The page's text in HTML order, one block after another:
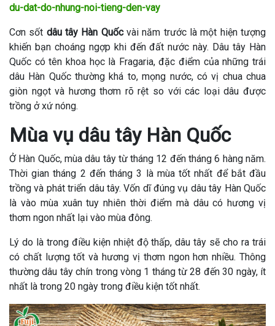
du-dat-do-nhung-noi-tieng-den-vay
Cơn sốt dâu tây Hàn Quốcvài năm trước là một hiện tượng
khiến bạn choáng ngợp khi đến đất nước này. Dâu tây Hàn
Quốc có tên khoa học là Fragaria, đặc điểm của những trái
dâu Hàn Quốc thường khá to, mọng nước, có vị chua chua
giòn ngọt và hương thơm rõ rệt so với các loại dâu được
trồng ở xứ nóng.
Mùa vụ dâu tây Hàn Quốc
Ở Hàn Quốc, mùa dâu tây từ tháng 12 đến tháng 6 hàng năm.
Thời gian tháng 2 đến tháng 3 là mùa tốt nhất để bắt đầu
trồng và phát triển dâu tây. Vốn dĩ đúng vụ dâu tây Hàn Quốc
là vào mùa xuân tuy nhiên thời điểm mà dâu có hương vị
thơm ngon nhất lại vào mùa đông.
Lý do là trong điều kiện nhiệt độ thấp, dâu tây sẽ cho ra trái
có chất lượng tốt và hương vị thơm ngon hơn nhiều. Thông
thường dâu tây chín trong vòng 1 tháng từ 28 đến 30 ngày, ít
nhất là trong 20 ngày trong điều kiện tốt nhất.